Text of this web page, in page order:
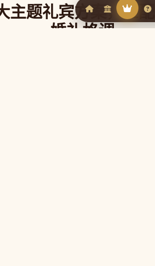
主题礼宾方案，匹
婚礼格调